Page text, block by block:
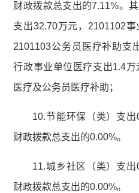
财政拨款总支出的7.11%。
支出32.70万元，2101102事
2101103公务员医疗补助支
行政事业单位医疗支出1.4
医疗及公务员医疗补助；
10.节能环保（类）支
财政拨款总支出的0.00%。
11.城乡社区（类）支
财政拨款总支出的0.00%。